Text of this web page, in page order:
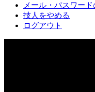
メール・パスワード
技人をやめる
ログアウト